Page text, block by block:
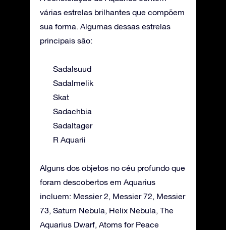
várias estrelas brilhantes que compõem
sua forma. Algumas dessas estrelas
principais são:
Sadalsuud
Sadalmelik
Skat
Sadachbia
Sadaltager
R Aquarii
Alguns dos objetos no céu profundo que
foram descobertos em Aquarius
incluem: Messier 2, Messier 72, Messier
73, Saturn Nebula, Helix Nebula, The
Aquarius Dwarf, Atoms for Peace